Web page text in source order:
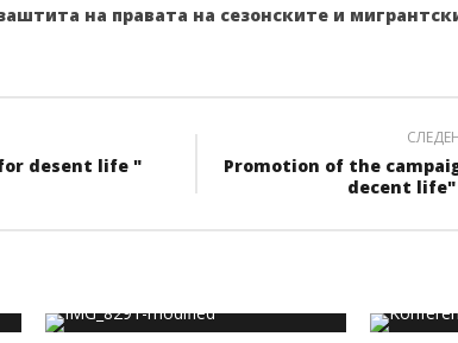
на правата на сезонските и
desent life "
Promotion of the
decent